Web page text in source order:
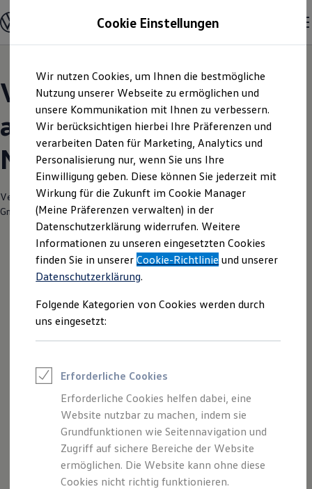
Hauptinhalt
springen
Footer
springen
Modelle und Konfigurator
Konfigurator
Modelle vergleichen
Elektroautos
ENERGY Sondermodelle
Nutzfahrzeuge
SUV und CUV
Familienautos
Kombis
Kompaktwagen
Sportwagen
Schnell verfügbare Fahrzeuge
Angebote und Produkte
Aktuelle Angebote
E-Auto-Förderung
Volkswagen Marktplatz
Die ENERGY Sondermodelle
Junge Gebrauchtwagen und Gebrauchtwagen
Volkswagen Zertifizierte Gebrauchtwagen
Elektromobilität bei Gebrauchtwagen
Saisonangebote
Reifenpakete
Leasing
Leasing-Angebote
Elektroauto Leasing
Kleinwagen-Leasing
Leasing ohne Anzahlung
Finanzierung
Autokredit mit Schlussrate
Versicherungen und Garantien
Kfz-Versicherung
Restschuldversicherungen
Garantien
Volkswagen Modelle |
asw.AUTOMOBILE
Neckarsulm
Verantwortlich für die Inhalte auf dieser Seite ist die asw.AUTOMOBILE
GmbH & Co. KG( Impressum & Rechtliches)
Der Polo
Kompakt, wendig und voller Möglichkeiten.
Entdecken Sie den Polo.
Cookie Einstellungen
Wir nutzen Cookies, um Ihnen die bestmögliche
Nutzung unserer Webseite zu ermöglichen und
unsere Kommunikation mit Ihnen zu verbessern.
Wir berücksichtigen hierbei Ihre Präferenzen und
verarbeiten Daten für Marketing, Analytics und
Personalisierung nur, wenn Sie uns Ihre
Einwilligung geben. Diese können Sie jederzeit mit
Wirkung für die Zukunft im Cookie Manager
(Meine Präferenzen verwalten) in der
Datenschutzerklärung widerrufen. Weitere
Informationen zu unseren eingesetzten Cookies
finden Sie in unsererCookie-Richtlinie und unserer
Datenschutzerklärung.
Folgende Kategorien von Cookies werden durch
uns eingesetzt:
Erforderliche Cookies
Erforderliche Cookies helfen dabei, eine
Website nutzbar zu machen, indem sie
Grundfunktionen wie Seitennavigation und
Zugriff auf sichere Bereiche der Website
ermöglichen. Die Website kann ohne diese
Cookies nicht richtig funktionieren.